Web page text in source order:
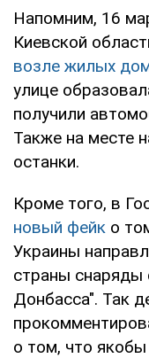
Напомним, 16
Киевской
возле жилых
улице
получили
Также на месте
останки.
Кроме того, в
новый фейк о
Украины
страны снаряды
Донбасса". Так
о том, что